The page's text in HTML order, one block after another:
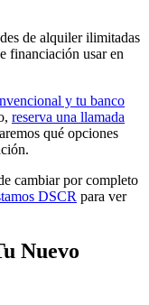
de alquiler ilimitadas
financiación usar en
y tu banco
reserva una llamada
qué opciones
cambiar por completo
DSCR para ver
Nuevo